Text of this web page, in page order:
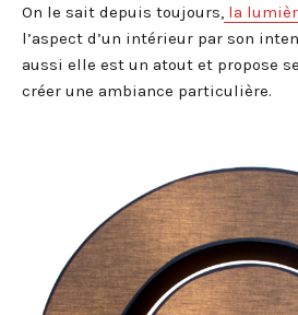
On le sait depuis toujours, la
l’aspect d’un intérieur par son
aussi elle est un atout et propose
créer une ambiance particulière.